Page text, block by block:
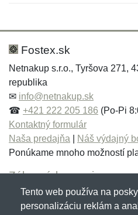
Hodnotenie:
Meno:*
E-mail:
Správa*
Meno:
E-mail:*
Správa*
Fostex.sk
Netnakup s.r.o., Tyršova 271,
republika
✉ info@netnakup.sk
☎ +421 222 205 186 (Po-Pi
Kontaktný formulár
Naša predajňa
Náš výdajný
Ponúkame mnoho možností
Zákaznícky servis
Novinky emailom
Tento web používa na
personalizáciu reklám a